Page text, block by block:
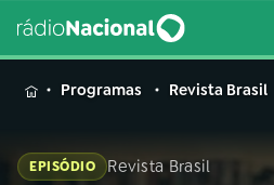
MENUProgramas Revista Brasil
EPISÓDIO Revista Brasil